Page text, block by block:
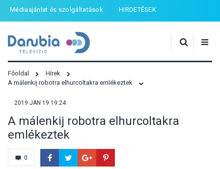
Médiaajánlat és szolgáltatások HIRDETÉSEK
Főoldal
Hírek
A málenkij robotra elhurcoltakra emlékeztek
2019 JAN 19 19:24
A málenkij robotra elhurcoltakra
emlékeztek
0